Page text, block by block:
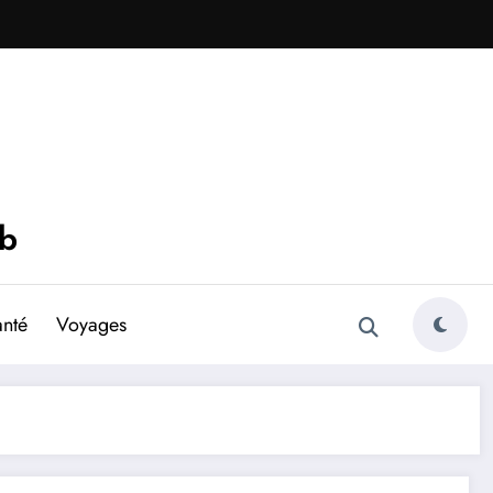
Voyages